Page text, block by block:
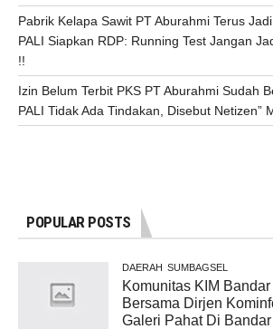
Pabrik Kelapa Sawit PT Aburahmi Terus
PALI Siapkan RDP: Running Test Jangan
!!
Izin Belum Terbit PKS PT Aburahmi Sudah
PALI Tidak Ada Tindakan, Disebut Netizen”
POPULAR POSTS
DAERAH SUMBAGSEL
Komunitas KIM
Bersama Dirjen
Galeri Pahat Di